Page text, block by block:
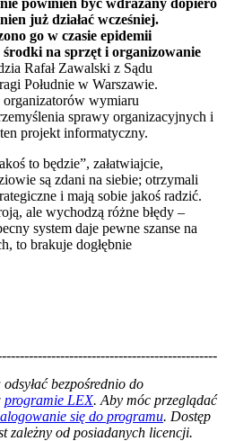
już działać wcześniej.
go w czasie epidemii
środki na sprzęt i organizowanie
Rafał Zawalski z Sądu
Południe w Warszawie.
organizatorów wymiaru
sprawy organizacyjnych i
projekt informatyczny.
to będzie”, załatwiajcie,
są zdani na siebie; otrzymali
i mają sobie jakoś radzić.
ale wychodzą różne błędy –
system daje pewne szanse na
to brakuje dogłębnie
bezpośrednio do
programie LEX. Aby móc przeglądać
się do programu. Dostęp
zależny od posiadanych licencji.